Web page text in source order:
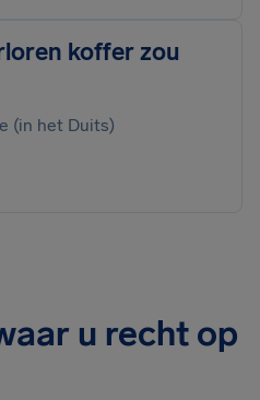
koffer zou
(in het Duits)
u recht op